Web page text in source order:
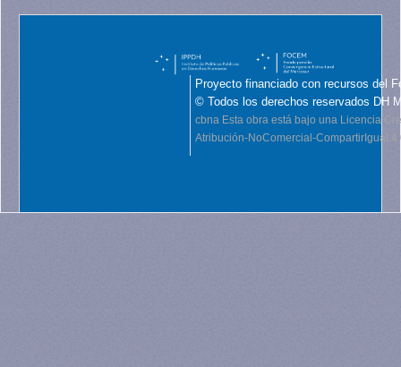
Proyecto financiado con recursos del
© Todos los derechos reservados DH
cbna Esta obra está bajo una Licencia
Atribución-NoComercial-CompartirIgual